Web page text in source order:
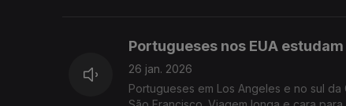
Portugueses nos EUA
26 jan. 2026
Portugueses em Los Angeles e no sul